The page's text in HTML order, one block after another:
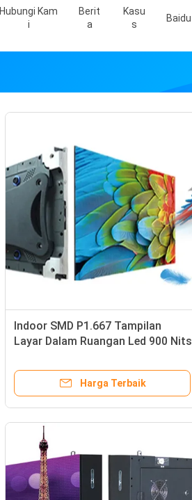
Hubungi Kam
I
Berit
A
Kasu
S
Baidu
Indoor SMD P1.667 Tampilan
Layar Dalam Ruangan Led 900 Nits
Harga Terbaik